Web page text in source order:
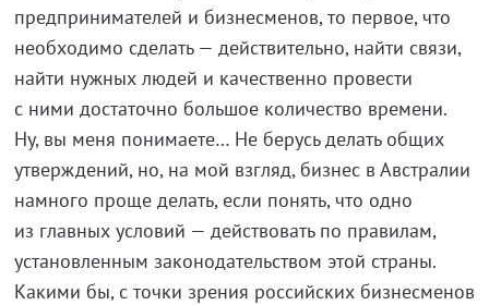
предпринимателей и бизнесменов, то первое, что
необходимо сделать — действительно, найти связи,
найти нужных людей и качественно провести
с ними достаточно большое количество времени.
Ну, вы меня понимаете… Не берусь делать общих
утверждений, но, на мой взгляд, бизнес в Австралии
намного проще делать, если понять, что одно
из главных условий — действовать по правилам,
установленным законодательством этой страны.
Какими бы, с точки зрения российских бизнесменов